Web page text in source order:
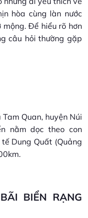
hòa cùng làn nước
Để hiểu rõ hơn
câu hỏi thường gặp
Quan, huyện Núi
nằm dọc theo con
Dung Quất (Quảng
BIỂN RẠNG